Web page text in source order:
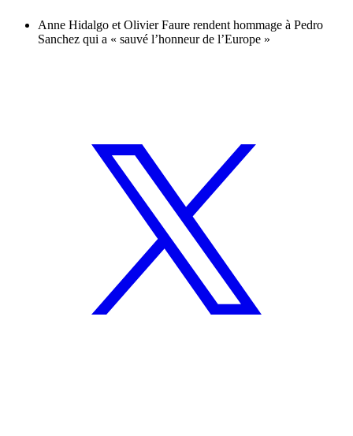
Anne Hidalgo et Olivier Faure rendent hommage à Pedro
Sanchez qui a « sauvé l’honneur de l’Europe »